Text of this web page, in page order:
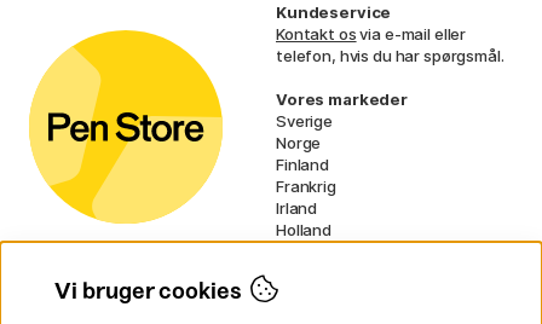
Kundeservice
Kontakt osvia e-mail eller
telefon, hvis du har spørgsmål.
Vores markeder
Sverige
Norge
Finland
Frankrig
Irland
Holland
EU
Vi bruger cookies